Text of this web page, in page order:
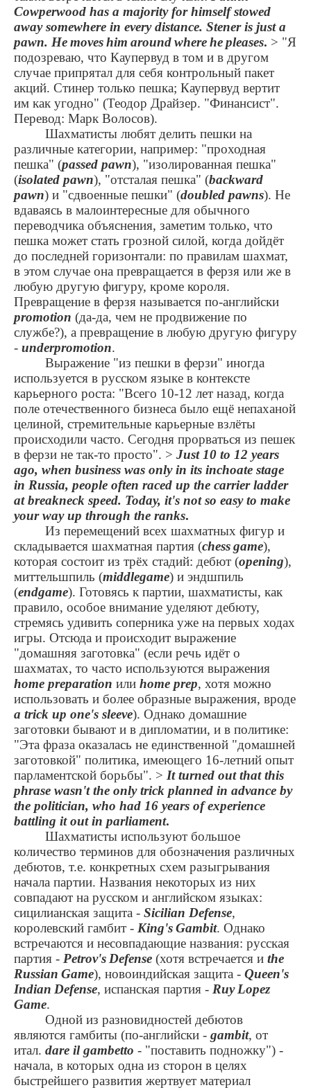
Cowperwood has a majority for himself stowed
away somewhere in every distance. Stener is just a
pawn. Hemoveshim aroundwherehepleases. > "Я
подозреваю, что Каупервуд в том и в другом
случае припрятал для себя контрольный пакет
акций. Стинер только пешка; Каупервуд вертит
им как угодно" (Теодор Драйзер. "Финансист".
Перевод: Марк Волосов).
Шахматисты любят делить пешки на
различные категории, например: "проходная
пешка" (passed pawn), "изолированная пешка"
(isolated pawn), "отсталая пешка" (backward
pawn) и "сдвоенные пешки" (doubled pawns). Не
вдаваясь в малоинтересные для обычного
переводчика объяснения, заметим только, что
пешка может стать грозной силой, когда дойдёт
до последней горизонтали: по правилам шахмат,
в этом случае она превращается в ферзя или же в
любую другую фигуру, кроме короля.
Превращение в ферзя называется по-английски
promotion (да-да, чем не продвижение по
службе?), а превращение в любую другую фигуру
- underpromotion.
Выражение "из пешки в ферзи" иногда
используется в русском языке в контексте
карьерного роста: "Всего 10-12 лет назад, когда
поле отечественного бизнеса было ещё непаханой
целиной, стремительные карьерные взлёты
происходили часто. Сегодня прорваться из пешек
в ферзи не так-то просто". > Just 10 to 12 years
ago, when business was only in its inchoate stage
in Russia, people often raced up the carrier ladder
at breakneck speed. Today, it's not so easy to make
your way up through the ranks.
Из перемещений всех шахматных фигур и
складывается шахматная партия (chessgame),
которая состоит из трёх стадий: дебют (opening),
миттельшпиль (middlegame) и эндшпиль
(endgame). Готовясь к партии, шахматисты, как
правило, особое внимание уделяют дебюту,
стремясь удивить соперника уже на первых ходах
игры. Отсюда и происходит выражение
"домашняя заготовка" (если речь идёт о
шахматах, то часто используются выражения
home preparation или home prep, хотя можно
использовать и более образные выражения, вроде
a trick up one's sleeve). Однако домашние
заготовки бывают и в дипломатии, и в политике:
"Эта фраза оказалась не единственной "домашней
заготовкой" политика, имеющего 16-летний опыт
парламентской борьбы". > It turned out that this
phrase wasn't the only trick planned in advance by
the politician, who had 16 years of experience
battling it out in parliament.
Шахматисты используют большое
количество терминов для обозначения различных
дебютов, т.е. конкретных схем разыгрывания
начала партии. Названия некоторых из них
совпадают на русском и английском языках:
сицилианская защита - Sicilian Defense,
королевский гамбит - King'sGambit. Однако
встречаются и несовпадающие названия: русская
партия - Petrov's Defense (хотя встречается и the
Russian Game), новоиндийская защита - Queen's
Indian Defense, испанская партия - Ruy Lopez
Game.
Одной из разновидностей дебютов
являются гамбиты (по-английски - gambit, от
итал. dare il gambetto - "поставить подножку") -
начала, в которых одна из сторон в целях
быстрейшего развития жертвует материал